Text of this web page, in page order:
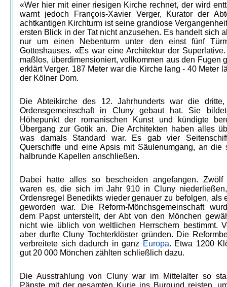
«Wer hier mit einer riesigen Kirche rechnet, der wird
warnt jedoch François-Xavier Verger, Kurator der
achtkantigen Kirchturm ist seine grandiose
ersten Blick in der Tat nicht anzusehen. Es handelt sich
nur um einen Nebenturm unter den einst fünf
Gotteshauses. «Es war eine Architektur der
maßlos, überdimensioniert, vollkommen aus den Fugen
erklärt Verger. 187 Meter war die Kirche lang - 40 Meter
der Kölner Dom.
Die Abteikirche des 12. Jahrhunderts war die
Ordensgemeinschaft in Cluny gebaut hat. Sie
Höhepunkt der romanischen Kunst und kündigte
Übergang zur Gotik an. Die Architekten haben alles
was damals Standard war. Es gab vier
Querschiffe und eine Apsis mit Säulenumgang, an die
halbrunde Kapellen anschließen.
Dabei hatte alles so bescheiden angefangen. Zwölf
waren es, die sich im Jahr 910 in Cluny
Ordensregel Benedikts wieder genauer zu befolgen, als
geworden war. Die Reform-Mönchsgemeinschaft
dem Papst unterstellt, der Abt von den Mönchen
nicht wie üblich von weltlichen Herrschern bestimmt.
aber durfte Cluny Tochterklöster gründen. Die
verbreitete sich dadurch in ganz Europa. Etwa 1200
gut 20 000 Mönchen zählten schließlich dazu.
Die Ausstrahlung von Cluny war im Mittelalter so
Päpste mit der gesamten Kurie ins Burgund reisten,